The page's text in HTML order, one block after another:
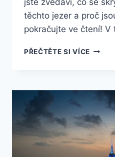
těchto jezer a proč
pokračujte ve čtení!
PŘEČTĚTE SI VÍCE
KTERÉ
VIDĚT!